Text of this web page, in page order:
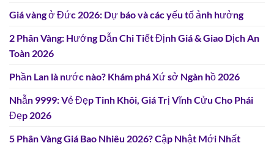
Giá vàng ở Đức 2026: Dự báo và các yếu tố ảnh hưởng
2 Phân Vàng: Hướng Dẫn Chi Tiết Định Giá & Giao Dịch An
Toàn 2026
Phần Lan là nước nào? Khám phá Xứ sở Ngàn hồ 2026
Nhẫn 9999: Vẻ Đẹp Tinh Khôi, Giá Trị Vĩnh Cửu Cho Phái
Đẹp 2026
5 Phân Vàng Giá Bao Nhiêu 2026? Cập Nhật Mới Nhất